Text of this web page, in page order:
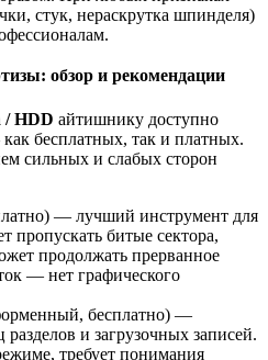
стук, нераскрутка шпинделя)
обзор и рекомендации
/ HDD айтишнику доступно
бесплатных, так и платных.
сильных и слабых сторон
— лучший инструмент для
пропускать битые сектора,
продолжать прерванное
— нет графического
бесплатно) —
разделов и загрузочных записей.
требует понимания